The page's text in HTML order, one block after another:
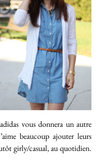
vous donnera un autre
beaucoup ajouter leurs
girly/casual, au quotidien.